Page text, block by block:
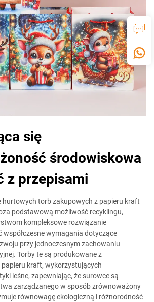
się
środowiskowa
z przepisami
hurtowych torb zakupowych z papieru kraft
podstawową możliwość recyklingu,
kompleksowe rozwiązanie
współczesne wymagania dotyczące
przy jednoczesnym zachowaniu
Torby te są produkowane z
papieru kraft, wykorzystujących
leśne, zapewniając, że surowce są
zarządzanego w sposób zrównoważony
równowagę ekologiczną i różnorodność